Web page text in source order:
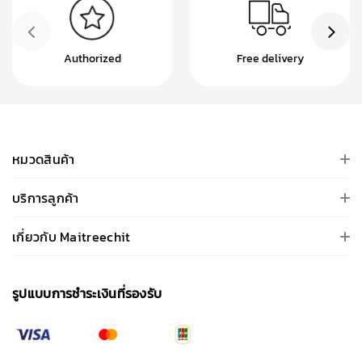
Authorized Free delivery
หมวดสินค้า
บริการลูกค้า
เกี่ยวกับ Maitreechit
รูปแบบการชําระเงินที่รองรับ